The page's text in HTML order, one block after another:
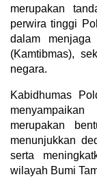
merupakan
perwira tinggi
dalam menjaga
(Kamtibmas),
negara.
Kabidhumas
merupakan
menunjukkan
serta
wilayah Bumi